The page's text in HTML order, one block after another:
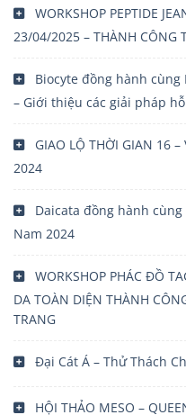
WORKSHOP PEPTIDE
23/04/2025 – THÀNH CÔNG
Biocyte đồng hành
– Giới thiệu các giải pháp
GIAO LỘ THỜI GIAN 16
2024
Daicata đồng hành
Nam 2024
WORKSHOP PHÁC ĐỒ
DA TOÀN DIỆN THÀNH
TRANG
Đại Cát Á – Thử Thách
HỘI THẢO MESO –